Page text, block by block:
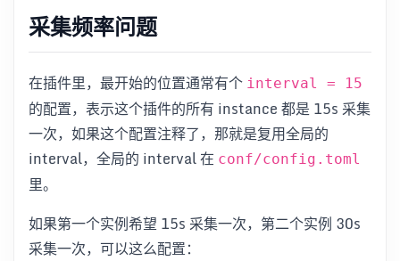
采集频率问题
在插件里，最开始的位置通常有个 interval = 15
的配置，表示这个插件的所有 instance 都是 15s 采集
一次，如果这个配置注释了，那就是复用全局的
interval，全局的 interval 在 conf/config.toml
里。
如果第一个实例希望 15s 采集一次，第二个实例 30s
采集一次，可以这么配置：